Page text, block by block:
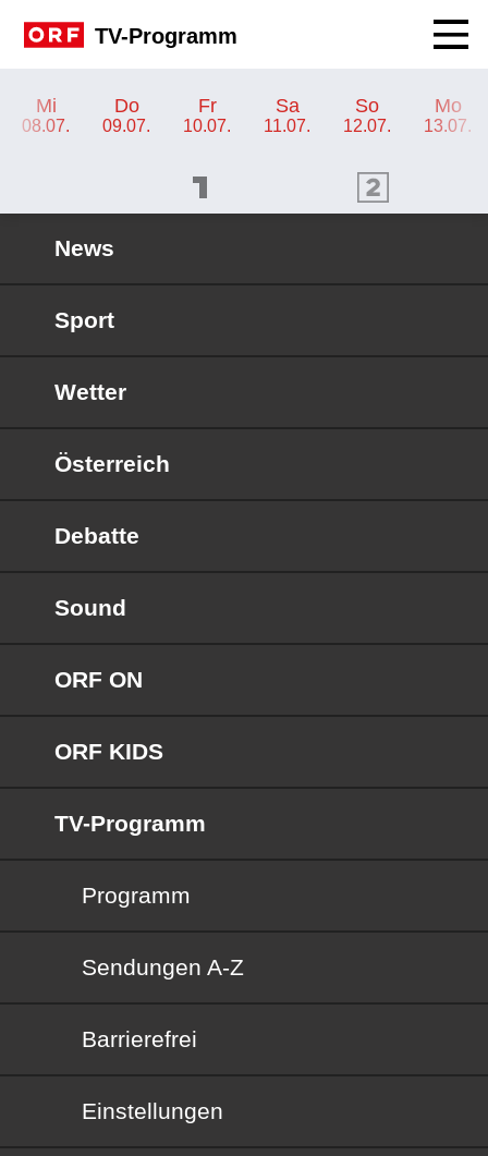
TV-Programm
Mi
08.07.
Do
09.07.
Fr
10.07.
Sa
11.07.
So
12.07.
Mo
13.07.
ORF 2 Programm
News
Sport
Wetter
Österreich
Debatte
Sound
ORF ON
ORF KIDS
TV-Programm
Programm
Sendungen von A bis Z
Sendungen A-Z
Barrierefrei
Barrierefrei
Einstellungen